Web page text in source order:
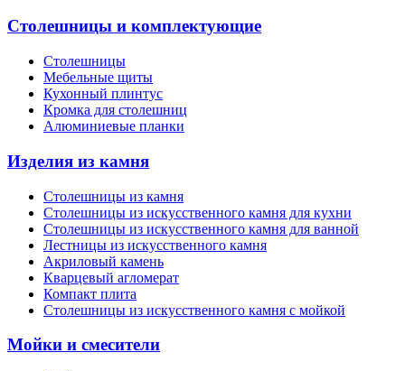
Столешницы и комплектующие
Столешницы
Мебельные щиты
Кухонный плинтус
Кромка для столешниц
Алюминиевые планки
Изделия из камня
Столешницы из камня
Cтолешницы из искусственного камня для кухни
Cтолешницы из искусственного камня для ванной
Лестницы из искусственного камня
Акриловый камень
Кварцевый агломерат
Компакт плита
Столешницы из искусственного камня с мойкой
Мойки и смесители